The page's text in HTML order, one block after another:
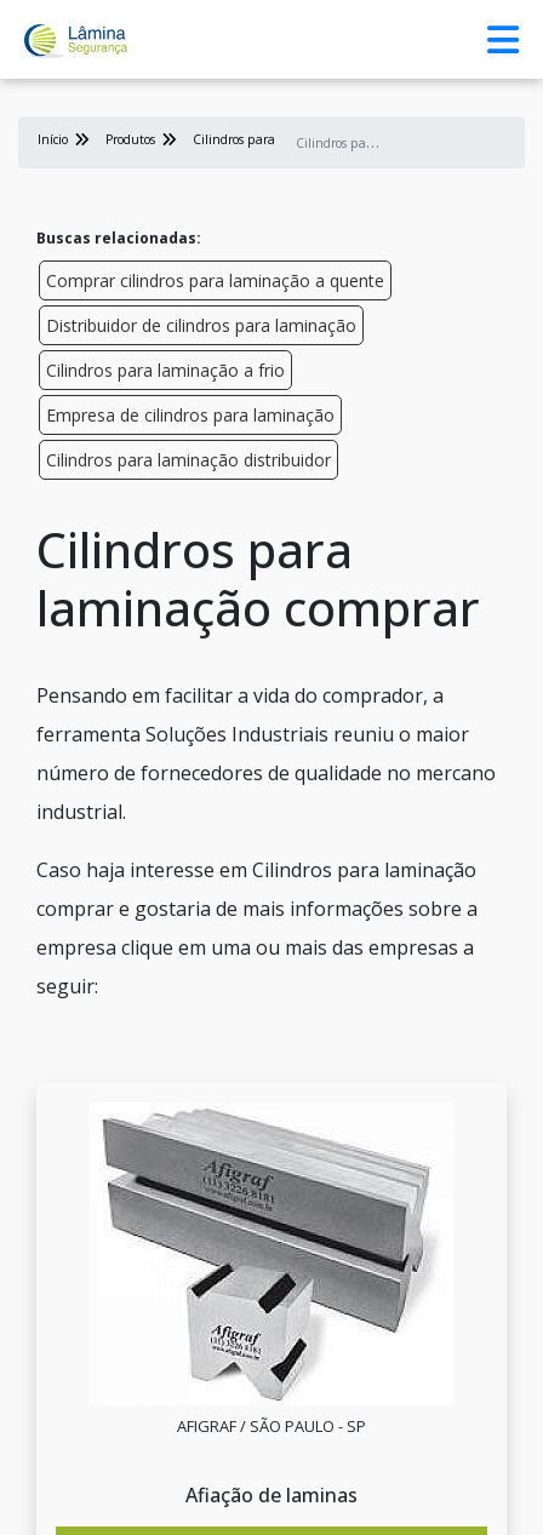
Início Produtos Cilindros para laminação C
ilindros para laminação comprar
Buscas relacionadas:
Comprar cilindros para laminação a quente
Distribuidor de cilindros para laminação
Cilindros para laminação a frio
Empresa de cilindros para laminação
Cilindros para laminação distribuidor
Cilindros para
laminação comprar
Pensando em facilitar a vida do comprador, a
ferramenta Soluções Industriais reuniu o maior
número de fornecedores de qualidade no mercano
industrial.
Caso haja interesse em Cilindros para laminação
comprar e gostaria de mais informações sobre a
empresa clique em uma ou mais das empresas a
seguir:
AFIGRAF / SÃO PAULO - SP
Afiação de laminas